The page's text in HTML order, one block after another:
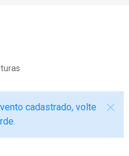
cadastrado, volte